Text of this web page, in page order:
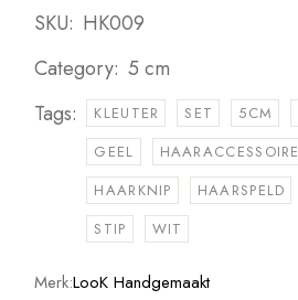
SKU: HK009
Category: 5 cm
Tags:
KLEUTER SET 5CM
GEEL
HAARACCESSOIRE
HAARKNIP
HAARSPELD
STIP
WIT
Merk:LooK Handgemaakt